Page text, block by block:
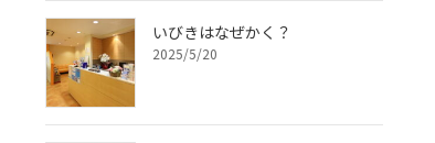
いびきはなぜかく？
2025/5/20